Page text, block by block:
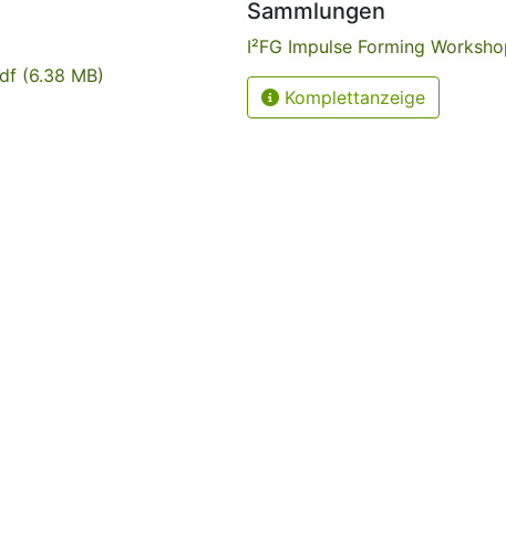
(6.38 MB)
Sammlungen
I²FG Impulse Forming
Komplettanzeige